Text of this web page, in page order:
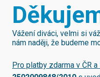
Vážení diváci, velmi si
nám naději, že budeme
Pro platby zdarma v ČR a